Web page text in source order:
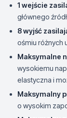
1 wejście
głównego
8 wyjść
ośmiu różnych
Maksymalne
wysokiemu
elastyczna i
Maksymalny
o wysokim